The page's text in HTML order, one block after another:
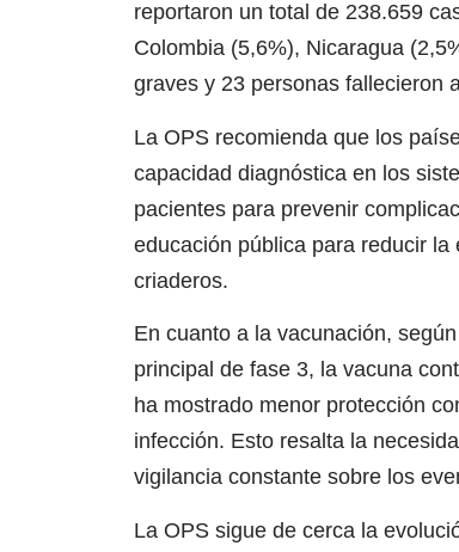
reportaron un total de 238.659
Colombia (5,6%), Nicaragua
graves y 23 personas fallecieron
La OPS recomienda que los
capacidad diagnóstica en los
pacientes para prevenir
educación pública para reducir
criaderos.
En cuanto a la vacunación,
principal de fase 3, la vacuna
ha mostrado menor protección
infección. Esto resalta la
vigilancia constante sobre los
La OPS sigue de cerca la